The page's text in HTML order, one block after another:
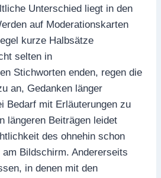
Unterschied liegt in den
auf Moderationskarten
kurze Halbsätze
selten in
Stichworten enden, regen die
an, Gedanken länger
Bedarf mit Erläuterungen zu
längeren Beiträgen leidet
des ohnehin schon
Bildschirm. Andererseits
in denen mit den